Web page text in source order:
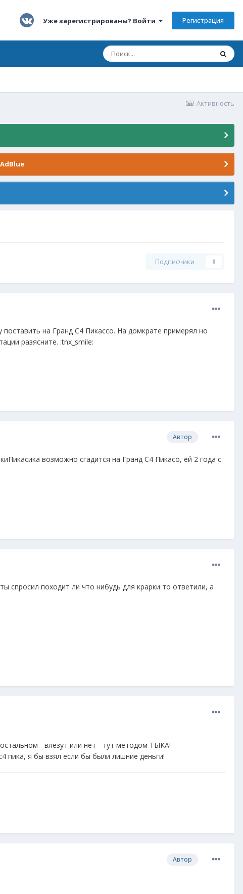
Уже зарегистрированы? Войти Регистрация
Активность
Подписчики 0
поставить на Гранд С4 Пикассо. На домкрате примерял но
разясните. :tnx_smile:
Автор
возможно сгадится на Гранд С4 Пикасо, ей 2 года с
спросил походит ли что нибудь для крарки то ответили, а
- влезут или нет - тут методом ТЫКА!
пика, я бы взял если бы были лишние деньги!
Автор